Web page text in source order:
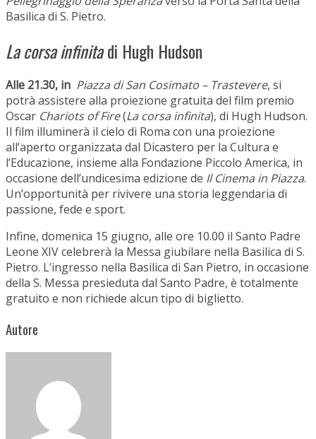
Basilica di S. Pietro.
La corsa infinitadi Hugh Hudson
Alle 21.30, in Piazza di San Cosimato – Trastevere, si
potrà assistere alla proiezione gratuita del film premio
Oscar Chariots of Fire(La corsa infinita), di Hugh Hudson.
Il film illuminerà il cielo di Roma con una proiezione
all’aperto organizzata dal Dicastero per la Cultura e
l’Educazione, insieme alla Fondazione Piccolo America, in
occasione dell’undicesima edizione de Il Cinema in Piazza.
Un’opportunità per rivivere una storia leggendaria di
passione, fede e sport.
Infine, domenica 15 giugno, alle ore 10.00 il Santo Padre
Leone XIV celebrerà la Messa giubilare nella Basilica di S.
Pietro. L’ingresso nella Basilica di San Pietro, in occasione
della S. Messa presieduta dal Santo Padre, è totalmente
gratuito e non richiede alcun tipo di biglietto.
Autore